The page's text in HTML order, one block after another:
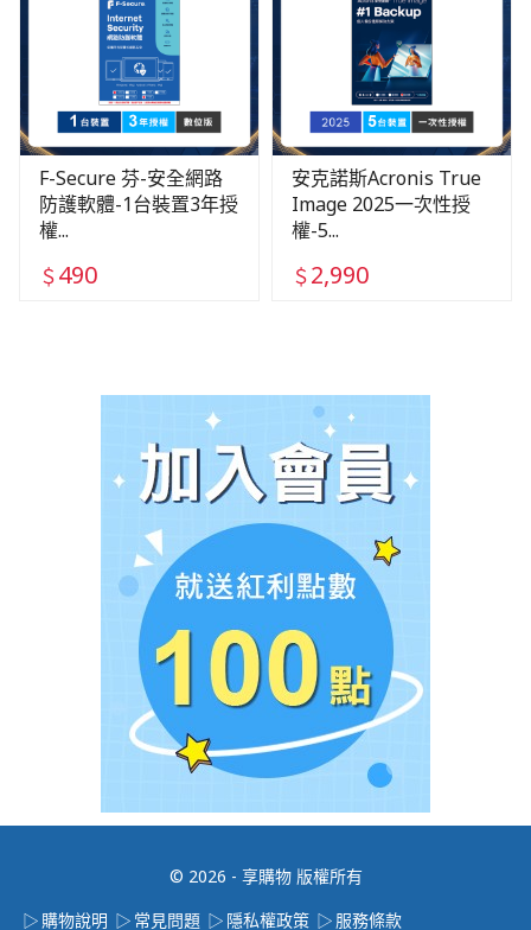
F-Secure 芬-安全網路
防護軟體-1台裝置3年授
權...
＄490
安克諾斯Acronis True
Image 2025一次性授
權-5...
＄2,990
© 2026 - 享購物 版權所有
購物說明
常見問題 隱私權政策 服務條款